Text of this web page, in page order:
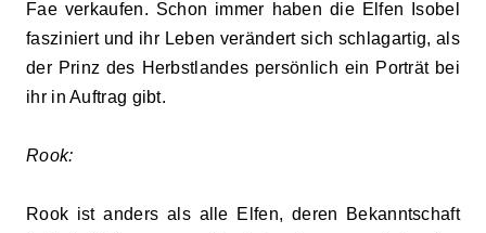
Fae verkaufen. Schon immer haben die Elfen Isobel
fasziniert und ihr Leben verändert sich schlagartig, als
der Prinz des Herbstlandes persönlich ein Porträt bei
ihr in Auftrag gibt.
Rook:
Rook ist anders als alle Elfen, deren Bekanntschaft